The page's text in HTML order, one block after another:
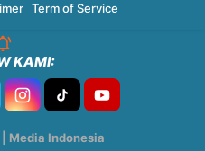
Term of Service
KAMI:
Media Indonesia